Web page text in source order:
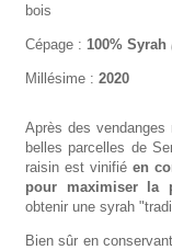
bois
Cépage : 100% Syrah
Millésime : 2020
Après des
belles parcelles de
raisin est vinifié en
pour maximiser la
obtenir une syrah
Bien sûr en